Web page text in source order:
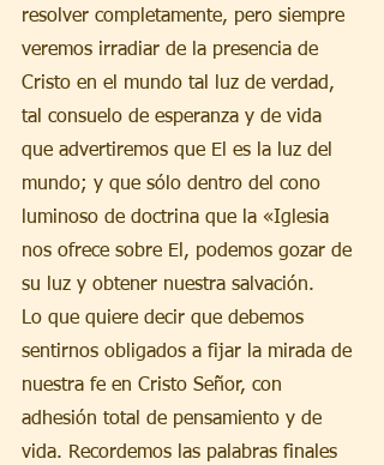
resolver completamente, pero siempre
veremos irradiar de la presencia de
Cristo en el mundo tal luz de verdad,
tal consuelo de esperanza y de vida
que advertiremos que El es la luz del
mundo; y que sólo dentro del cono
luminoso de doctrina que la «Iglesia
nos ofrece sobre El, podemos gozar de
su luz y obtener nuestra salvación.
Lo que quiere decir que debemos
sentirnos obligados a fijar la mirada de
nuestra fe en Cristo Señor, con
adhesión total de pensamiento y de
vida. Recordemos las palabras finales